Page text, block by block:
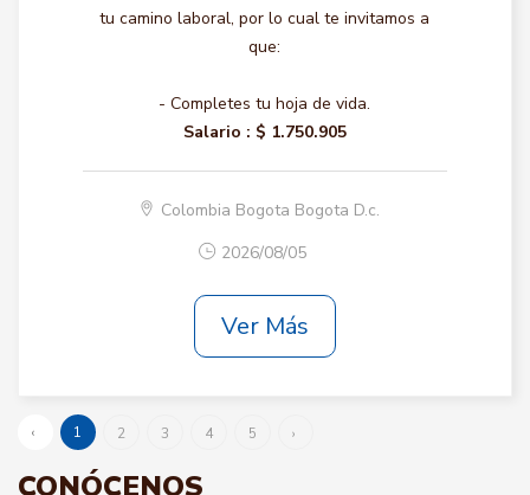
tu camino laboral, por lo cual te invitamos a
que:
- Completes tu hoja de vida.
Salario : $ 1.750.905
Colombia Bogota Bogota D.c.
2026/08/05
Ver Más
‹ 1 2 3 4 5 ›
CONÓCENOS